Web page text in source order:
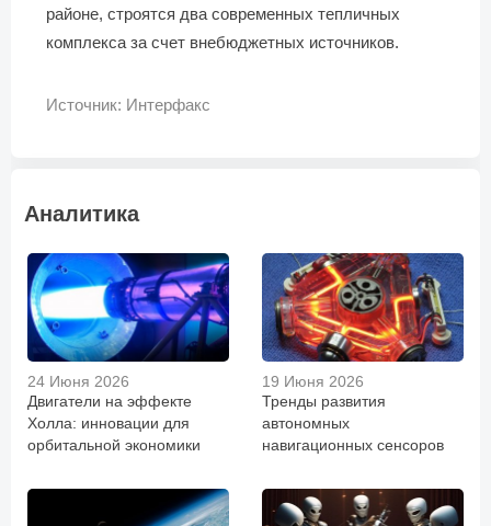
районе, строятся два современных тепличных
комплекса за счет внебюджетных источников.
Источник: Интерфакс
Аналитика
24 Июня 2026
Двигатели на эффекте
Холла: инновации для
орбитальной экономики
19 Июня 2026
Тренды развития
автономных
навигационных сенсоров